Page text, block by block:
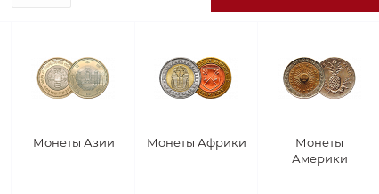
Монеты Азии Монеты Африки
Монеты
Америки